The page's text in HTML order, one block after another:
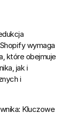
wymaga
które obejmuje
jak i
i
Kluczowe